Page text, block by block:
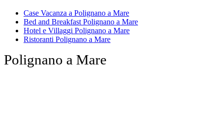
Case Vacanza a Polignano a Mare
Bed and Breakfast Polignano a Mare
Hotel e Villaggi Polignano a Mare
Ristoranti Polignano a Mare
Polignano a Mare